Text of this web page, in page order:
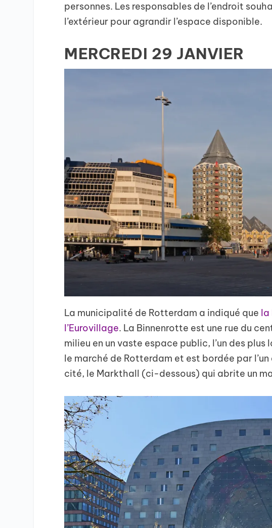
personnes. Les responsables de l’endroit
l’extérieur pour agrandir l’espace disponible.
MERCREDI 29 JANVIER
La municipalité de Rotterdam a indiqué que la
l’Eurovillage. La Binnenrotte est une rue du
milieu en un vaste espace public, l’un des
le marché de Rotterdam et est bordée par
cité, le Markthall (ci-dessous) qui abrite un